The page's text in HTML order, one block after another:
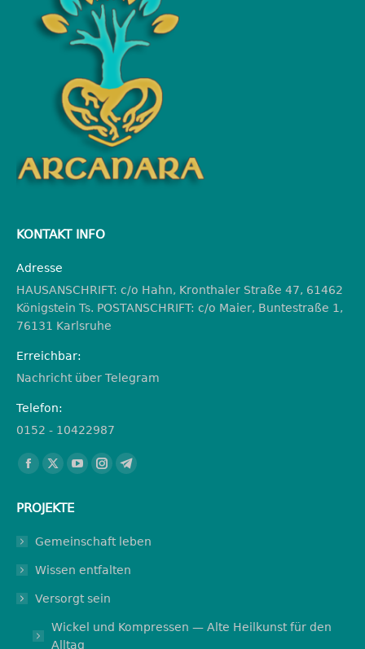
KONTAKT INFO
Adresse
HAUSANSCHRIFT: c/o Hahn, Kronthaler Straße 47, 61462
Königstein Ts. POSTANSCHRIFT: c/o Maier, Buntestraße 1,
76131 Karlsruhe
Erreichbar:
Nachricht über Telegram
Telefon:
0152 - 10422987
Finden Sie uns auf:
Facebook
opens
in
X
opens
in
YouTube
in
Instagram
in
Telegram
in
PROJEKTE
Gemeinschaft leben
Wissen entfalten
Versorgt sein
Wickel und Kompressen — Alte Heilkunst für den
Alltag